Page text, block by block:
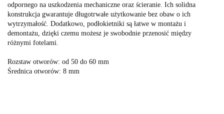
odpornego na uszkodzenia mechaniczne oraz ścieranie. Ich solidna
konstrukcja gwarantuje długotrwałe użytkowanie bez obaw o ich
wytrzymałość. Dodatkowo, podłokietniki są łatwe w montażu i
demontażu, dzięki czemu możesz je swobodnie przenosić między
różnymi fotelami.
Rozstaw otworów: od 50 do 60 mm
Średnica otworów: 8 mm